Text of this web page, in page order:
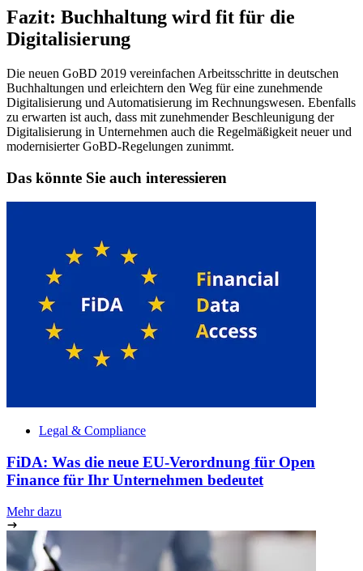
Fazit: Buchhaltung wird fit für die
Digitalisierung
Die neuen GoBD 2019 vereinfachen Arbeitsschritte in deutschen
Buchhaltungen und erleichtern den Weg für eine zunehmende
Digitalisierung und Automatisierung im Rechnungswesen. Ebenfalls
zu erwarten ist auch, dass mit zunehmender Beschleunigung der
Digitalisierung in Unternehmen auch die Regelmäßigkeit neuer und
modernisierter GoBD-Regelungen zunimmt.
Das könnte Sie auch interessieren
Legal & Compliance
FiDA: Was die neue EU-Verordnung für Open
Finance für Ihr Unternehmen bedeutet
Mehr dazu